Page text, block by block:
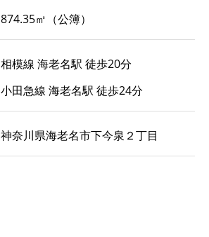
874.35㎡（公簿）
相模線 海老名駅 徒歩20分
小田急線 海老名駅 徒歩24分
神奈川県海老名市下今泉２丁目